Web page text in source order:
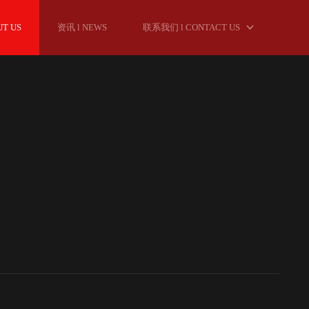
US 资讯 l NEWS 联系我们 l CONTACT US